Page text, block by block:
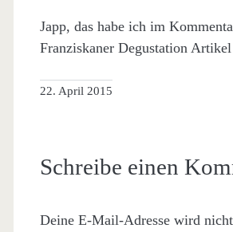
Japp, das habe ich im
Franziskaner Degustation
22. April 2015
Schreibe einen
Deine E-Mail-Adresse wird nicht